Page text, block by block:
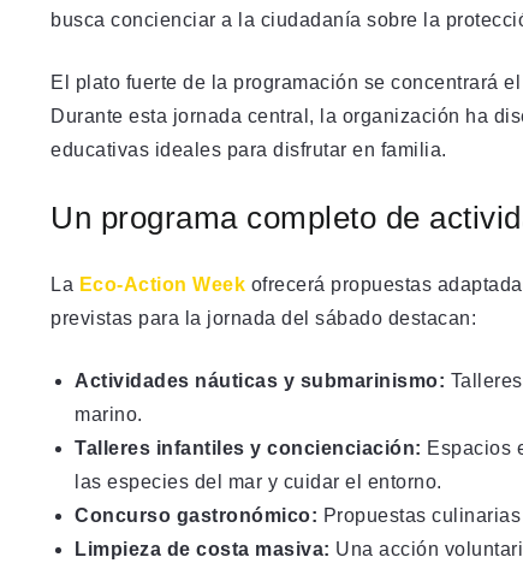
busca concienciar a la ciudadanía sobre la
El plato fuerte de la programación se concentrará el
Durante esta jornada central, la organización ha
educativas ideales para disfrutar en familia.
Un programa completo de
La Eco-Action Week ofrecerá propuestas
previstas para la jornada del sábado destacan:
Actividades náuticas y submarinismo:
marino.
Talleres infantiles y concienciación: Espacios
las especies del mar y cuidar el entorno.
Concurso gastronómico: Propuestas
Limpieza de costa masiva: Una acción